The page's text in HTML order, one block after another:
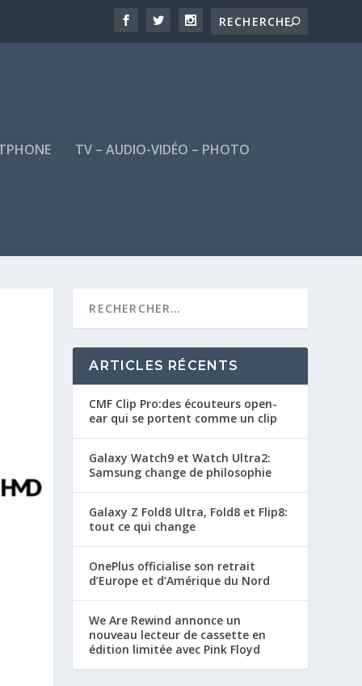
TV – AUDIO-VIDÉO – PHOTO
ARTICLES RÉCENTS
CMF Clip Pro:des écouteurs open-
ear qui se portent comme un clip
Galaxy Watch9 et Watch Ultra2:
Samsung change de philosophie
Galaxy Z Fold8 Ultra, Fold8 et Flip8:
tout ce qui change
OnePlus officialise son retrait
d’Europe et d’Amérique du Nord
We Are Rewind annonce un
nouveau lecteur de cassette en
édition limitée avec Pink Floyd